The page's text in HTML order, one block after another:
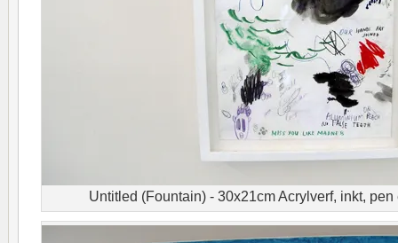
Untitled (Fountain) - 30x21cm Acrylverf, inkt,